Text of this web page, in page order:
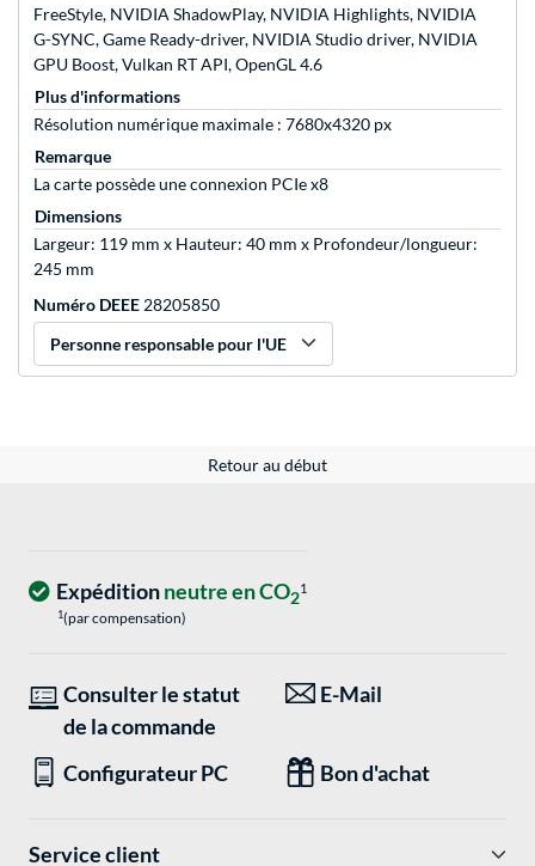
FreeStyle, NVIDIA ShadowPlay, NVIDIA Highlights, NVIDIA
G-SYNC, Game Ready-driver, NVIDIA Studio driver, NVIDIA
GPU Boost, Vulkan RT API, OpenGL 4.6
Plus d'informations
Résolution numérique maximale : 7680x4320 px
Remarque
La carte possède une connexion PCIe x8
Dimensions
Largeur: 119 mm x Hauteur: 40 mm x Profondeur/longueur:
245 mm
Numéro DEEE 28205850
Personne responsable pour l'UE
Retour au début
Expéditionneutre en CO21
1(par compensation)
Consulter le statut
de la commande
E-Mail
Configurateur PC Bon d'achat
Service client